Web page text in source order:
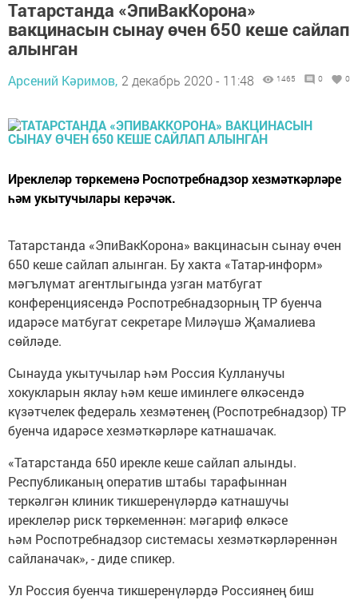
Татарстанда «ЭпиВакКорона»
вакцинасын сынау өчен 650 кеше сайлап
алынган
Арсений Кәримов, 2 декабрь 2020 - 11:48 1465 0 0
Иреклеләр төркеменә Роспотребнадзор хезмәткәрләре
һәм укытучылары керәчәк.
Татарстанда «ЭпиВакКорона» вакцинасын сынау өчен
650 кеше сайлап алынган. Бу хакта «Татар-информ»
мәгълүмат агентлыгында узган матбугат
конференциясендә Роспотребнадзорның ТР буенча
идарәсе матбугат секретаре Миләүшә Җамалиева
сөйләде.
Сынауда укытучылар һәм Россия Кулланучы
хокукларын яклау һәм кеше иминлеге өлкәсендә
күзәтчелек федераль хезмәтенең (Роспотребнадзор) ТР
буенча идарәсе хезмәткәрләре катнашачак.
«Татарстанда 650 ирекле кеше сайлап алынды.
Республиканың оператив штабы тарафыннан
теркәлгән клиник тикшеренүләрдә катнашучы
иреклеләр риск төркеменнән: мәгариф өлкәсе
һәм Роспотребнадзор системасы хезмәткәрләреннән
сайланачак», - диде спикер.
Ул Россия буенча тикшеренүләрдә Россиянең биш